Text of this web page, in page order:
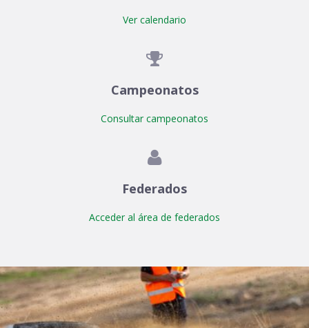
Ver calendario

Campeonatos
Consultar campeonatos

Federados
Acceder al área de federados